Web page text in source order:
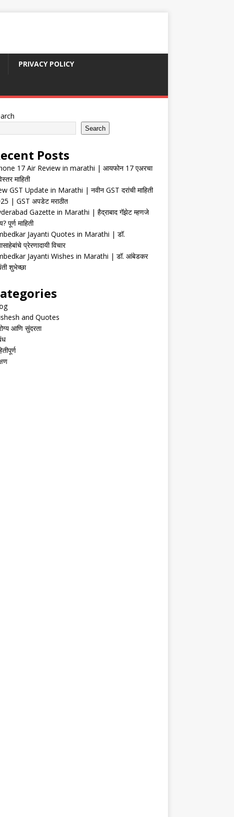
PRIVACY POLICY
Search
Posts
17 Air Review in marathi | आयफोन 17 एअरचा
माहिती
GST Update in Marathi | नवीन GST दरांची माहिती
| GST अपडेट मराठीत
Gazette in Marathi | हैद्राबाद गॅझेट म्हणजे
पूर्ण माहिती
Jayanti Quotes in Marathi | डॉ.
प्रेरणादायी विचार
Jayanti Wishes in Marathi | डॉ. आंबेडकर
शुभेच्छा
and Quotes
आणि सुंदरता